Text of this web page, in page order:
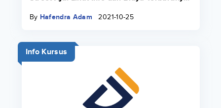
By Hafendra Adam 2021-10-25
Info Kursus